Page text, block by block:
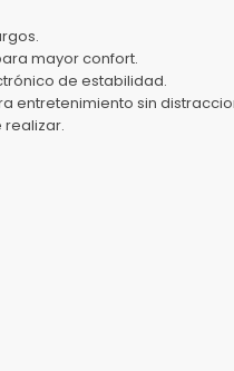
mayor confort.
de estabilidad.
entretenimiento sin